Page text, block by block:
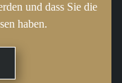
und dass Sie die
haben.